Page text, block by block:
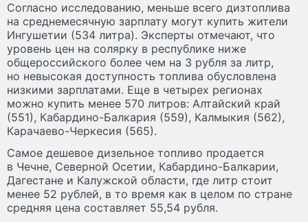
Согласно исследованию, меньше всего дизтоплива
на среднемесячную зарплату могут купить жители
Ингушетии (534 литра). Эксперты отмечают, что
уровень цен на солярку в республике ниже
общероссийского более чем на 3 рубля за литр,
но невысокая доступность топлива обусловлена
низкими зарплатами. Еще в четырех регионах
можно купить менее 570 литров: Алтайский край
(551), Кабардино-Балкария (559), Калмыкия (562),
Карачаево-Черкесия (565).
Самое дешевое дизельное топливо продается
в Чечне, Северной Осетии, Кабардино-Балкарии,
Дагестане и Калужской области, где литр стоит
менее 52 рублей, в то время как в целом по стране
средняя цена составляет 55,54 рубля.